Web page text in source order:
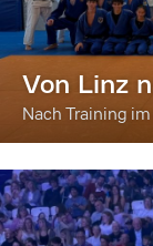
Von Linz
Nach Training